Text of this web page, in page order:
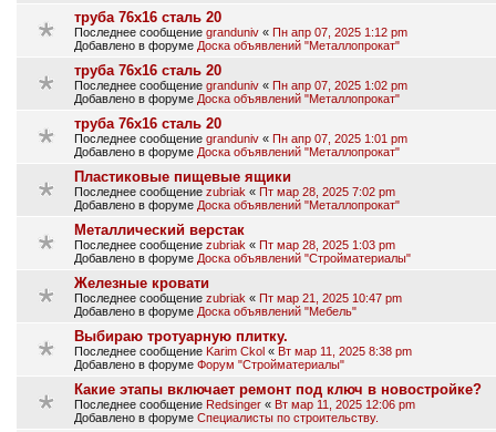
труба 76х16 сталь 20
Последнее сообщение granduniv « Пн апр 07, 2025 1:12 pm
Добавлено в форуме Доска объявлений "Металлопрокат"
труба 76х16 сталь 20
Последнее сообщение granduniv « Пн апр 07, 2025 1:02 pm
Добавлено в форуме Доска объявлений "Металлопрокат"
труба 76х16 сталь 20
Последнее сообщение granduniv « Пн апр 07, 2025 1:01 pm
Добавлено в форуме Доска объявлений "Металлопрокат"
Пластиковые пищевые ящики
Последнее сообщение zubriak « Пт мар 28, 2025 7:02 pm
Добавлено в форуме Доска объявлений "Металлопрокат"
Металлический верстак
Последнее сообщение zubriak « Пт мар 28, 2025 1:03 pm
Добавлено в форуме Доска объявлений "Стройматериалы"
Железные кровати
Последнее сообщение zubriak « Пт мар 21, 2025 10:47 pm
Добавлено в форуме Доска объявлений "Мебель"
Выбираю тротуарную плитку.
Последнее сообщение Karim Ckol « Вт мар 11, 2025 8:38 pm
Добавлено в форуме Форум "Стройматериалы"
Какие этапы включает ремонт под ключ в новостройке?
Последнее сообщение Redsinger « Вт мар 11, 2025 12:06 pm
Добавлено в форуме Специалисты по строительству.